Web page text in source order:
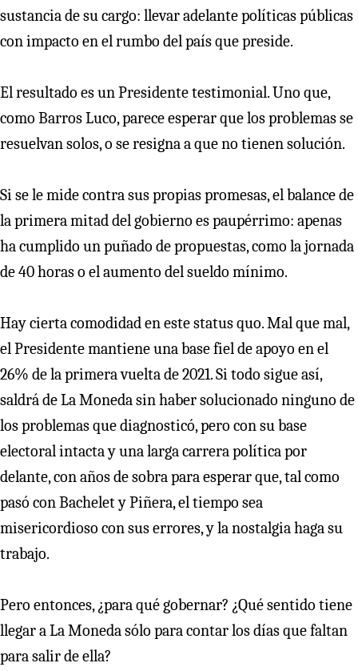
sustancia de su cargo: llevar adelante políticas públicas
con impacto en el rumbo del país que preside.
El resultado es un Presidente testimonial. Uno que,
como Barros Luco, parece esperar que los problemas se
resuelvan solos, o se resigna a que no tienen solución.
Si se le mide contra sus propias promesas, el balance de
la primera mitad del gobierno es paupérrimo: apenas
ha cumplido un puñado de propuestas, como la jornada
de 40 horas o el aumento del sueldo mínimo.
Hay cierta comodidad en este status quo. Mal que mal,
el Presidente mantiene una base fiel de apoyo en el
26% de la primera vuelta de 2021. Si todo sigue así,
saldrá de La Moneda sin haber solucionado ninguno de
los problemas que diagnosticó, pero con su base
electoral intacta y una larga carrera política por
delante, con años de sobra para esperar que, tal como
pasó con Bachelet y Piñera, el tiempo sea
misericordioso con sus errores, y la nostalgia haga su
trabajo.
Pero entonces, ¿para qué gobernar? ¿Qué sentido tiene
llegar a La Moneda sólo para contar los días que faltan
para salir de ella?